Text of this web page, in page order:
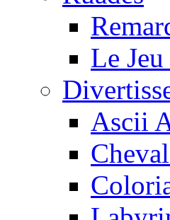
Le
Ascii